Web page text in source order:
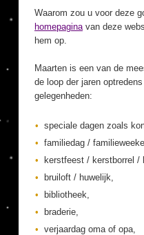
Waarom zou u voor deze
homepaginavan deze
hem op.
Maarten is een van de
de loop der jaren
gelegenheden:
speciale dagen zoals
familiedag /
kerstfeest / kerstborrel /
bruiloft / huwelijk,
bibliotheek,
braderie,
verjaardag oma of opa,